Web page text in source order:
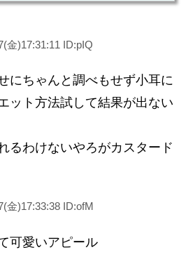
金)17:31:11 ID:pIQ
にちゃんと調べもせず小耳に
ット方法試して結果が出ない
るわけないやろがカスタード
金)17:33:38 ID:ofM
可愛いアピール